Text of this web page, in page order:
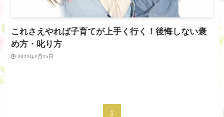
これさえやれば子育てが上手く行く！後悔しない褒
め方・叱り方
2022年2月15日
1